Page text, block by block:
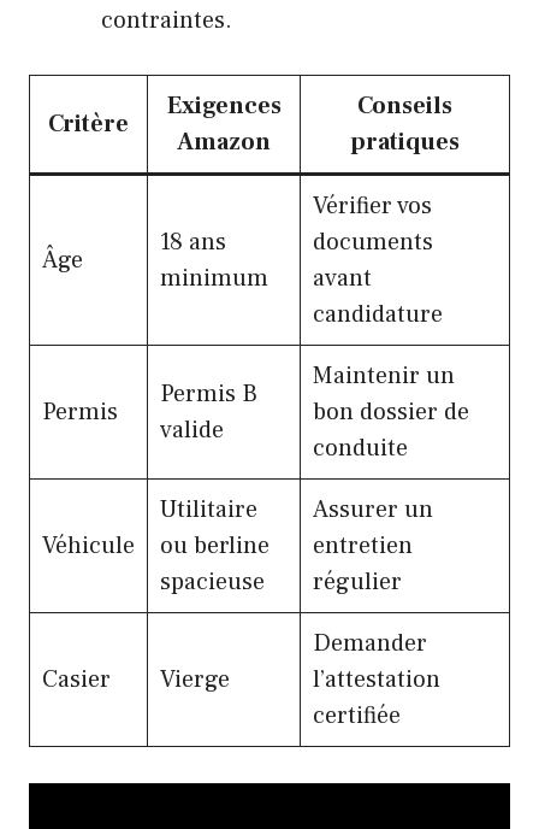
contraintes.
Critère
Exigences
Amazon
Conseils
pratiques
Âge
18 ans
minimum
Vérifier vos
documents
avant
candidature
Permis
Permis B
valide
Maintenir un
bon dossier de
conduite
Véhicule
Utilitaire
ou berline
spacieuse
Assurer un
entretien
régulier
Casier Vierge
Demander
l’attestation
certifiée